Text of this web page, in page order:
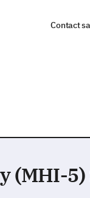
Contact
(MHI-5)